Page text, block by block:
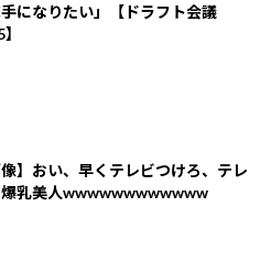
になりたい」【ドラフト会議
像】おい、早くテレビつけろ、テレ
乳美人wwwwwwwwwwww